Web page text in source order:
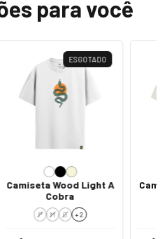
para você
ESGOTADO
Camiseta Wood Light A
Cobra
P M G + 2